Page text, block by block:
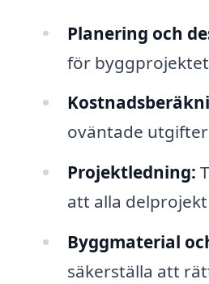
Planering och
för
oväntade
Projektledning:
att alla
Byggmaterial
säkerställa att